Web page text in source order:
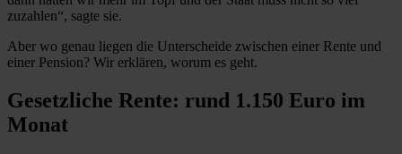
zuzahlen“, sagte sie.
Aber wo genau liegen die Unterscheide zwischen einer Rente und
einer Pension? Wir erklären, worum es geht.
Gesetzliche Rente: rund 1.150 Euro im
Monat